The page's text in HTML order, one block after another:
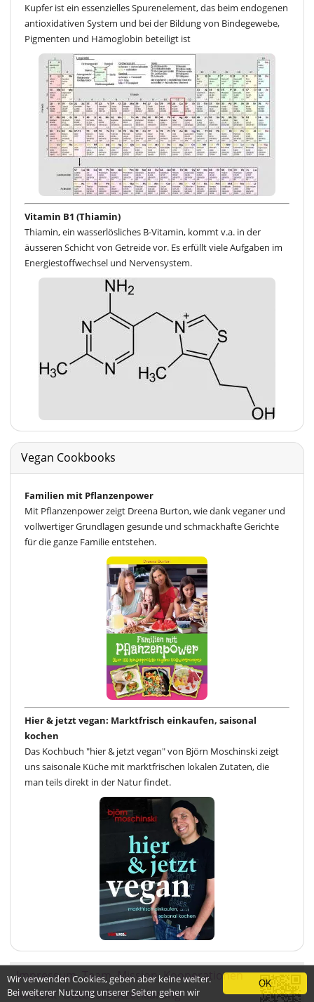
Kupfer ist ein essenzielles Spurenelement, das beim endogenen
antioxidativen System und bei der Bildung von Bindegewebe,
Pigmenten und Hämoglobin beteiligt ist
Vitamin B1 (Thiamin)
Thiamin, ein wasserlösliches B-Vitamin, kommt v.a. in der
äusseren Schicht von Getreide vor. Es erfüllt viele Aufgaben im
Energiestoffwechsel und Nervensystem.
Vegan Cookbooks
Familien mit Pflanzenpower
Mit Pflanzenpower zeigt Dreena Burton, wie dank veganer und
vollwertiger Grundlagen gesunde und schmackhafte Gerichte
für die ganze Familie entstehen.
Hier & jetzt vegan: Marktfrisch einkaufen, saisonal
kochen
Das Kochbuch "hier & jetzt vegan" von Björn Moschinski zeigt
uns saisonale Küche mit marktfrischen lokalen Zutaten, die
man teils direkt in der Natur findet.
ImpressumTeamMissionKooperationen
KontaktDatenschutzerklärung
OK
Wir verwenden Cookies, geben aber keine weiter.
Bei weiterer Nutzung unserer Seiten gehen wir